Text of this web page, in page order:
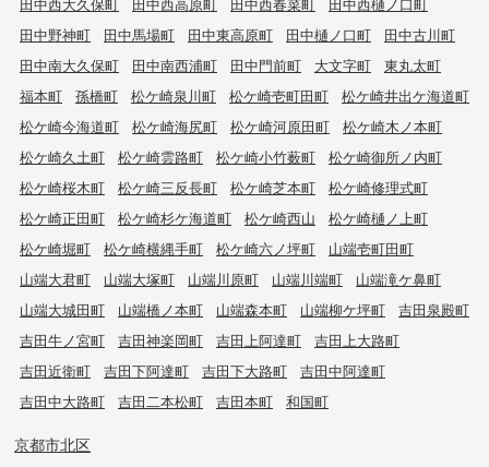
田中西大久保町
田中西高原町 田中西春菜町
田中西樋ノ口町
田中野神町
田中馬場町 田中東高原町 田中樋ノ口町
田中古川町
田中南大久保町
田中南西浦町 田中門前町 大文字町
東丸太町
福本町
孫橋町 松ケ崎泉川町 松ケ崎壱町田町
松ケ崎井出ケ海道町
松ケ崎今海道町
松ケ崎海尻町 松ケ崎河原田町
松ケ崎木ノ本町
松ケ崎久土町
松ケ崎雲路町 松ケ崎小竹薮町
松ケ崎御所ノ内町
松ケ崎桜木町
松ケ崎三反長町 松ケ崎芝本町
松ケ崎修理式町
松ケ崎正田町
松ケ崎杉ケ海道町 松ケ崎西山
松ケ崎樋ノ上町
松ケ崎堀町
松ケ崎横縄手町 松ケ崎六ノ坪町
山端壱町田町
山端大君町
山端大塚町 山端川原町 山端川端町
山端滝ケ鼻町
山端大城田町
山端橋ノ本町 山端森本町 山端柳ケ坪町
吉田泉殿町
吉田牛ノ宮町
吉田神楽岡町 吉田上阿達町
吉田上大路町
吉田近衛町
吉田下阿達町 吉田下大路町
吉田中阿達町
吉田中大路町
吉田二本松町 吉田本町 和国町
京都市北区